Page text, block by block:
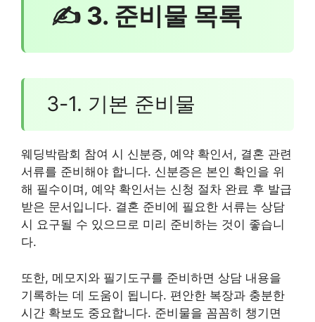
✍ 3. 준비물 목록
3-1. 기본 준비물
웨딩박람회 참여 시 신분증, 예약 확인서, 결혼 관련
서류를 준비해야 합니다. 신분증은 본인 확인을 위
해 필수이며, 예약 확인서는 신청 절차 완료 후 발급
받은 문서입니다. 결혼 준비에 필요한 서류는 상담
시 요구될 수 있으므로 미리 준비하는 것이 좋습니
다.
또한, 메모지와 필기도구를 준비하면 상담 내용을
기록하는 데 도움이 됩니다. 편안한 복장과 충분한
시간 확보도 중요합니다. 준비물을 꼼꼼히 챙기면